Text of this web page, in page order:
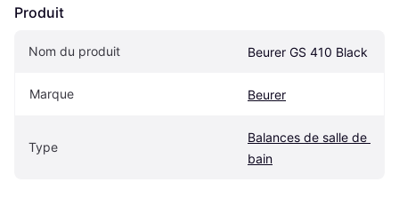
Produit
Nom du produit Beurer GS 410 Black
Marque Beurer
Type
Balances de salle de
bain